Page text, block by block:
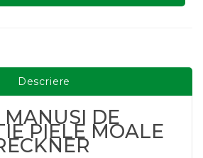
Descriere
DE
PIELE MOALE